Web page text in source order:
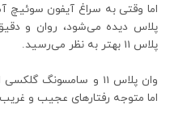
اما وقتی به سراغ آیفون سوئیچ
پلاس دیده می‌شود، روان و
پلاس 11 بهتر به نظر می‌رسید.
اما متوجه رفتارهای عجیب و